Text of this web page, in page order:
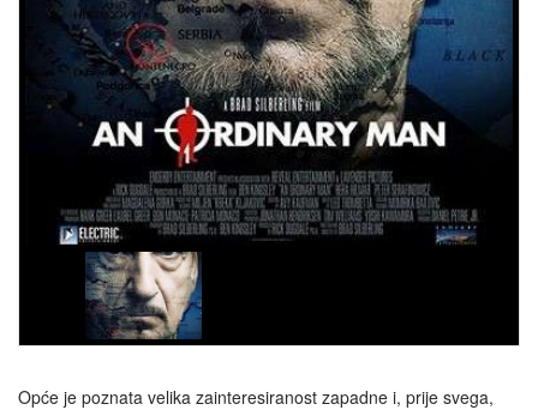
Opće je poznata velika zainteresiranost zapadne i, prije svega,